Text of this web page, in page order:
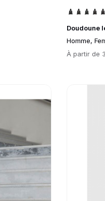
Doudoune
Homme,
Prix
À partir de